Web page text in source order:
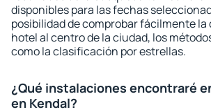
disponibles para las fechas
posibilidad de comprobar fácilmente la
hotel al centro de la ciudad, los
como la clasificación por estrellas.
¿Qué instalaciones encontraré
en Kendal?